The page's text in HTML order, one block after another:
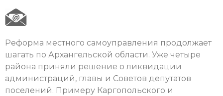
Реформа местного самоуправления продолжает
шагать по Архангельской области. Уже четыре
района приняли решение о ликвидации
администраций, главы и Советов депутатов
поселений. Примеру Каргопольского и